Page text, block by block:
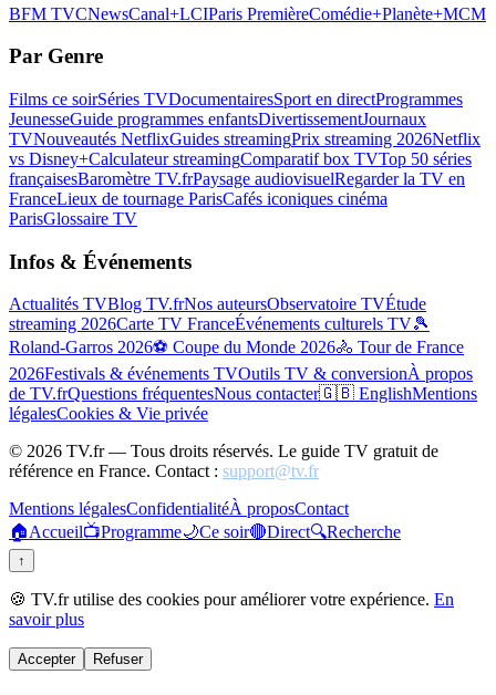
BFM TVCNewsCanal+LCIParis PremièreComédie+Planète+MCM
Par Genre
Films ce soirSéries TVDocumentairesSport en directProgrammes
JeunesseGuide programmes enfantsDivertissementJournaux
TVNouveautés NetflixGuides streamingPrix streaming 2026Netflix
vs Disney+Calculateur streamingComparatif box TVTop 50 séries
françaisesBaromètre TV.frPaysage audiovisuelRegarder la TV en
FranceLieux de tournage ParisCafés iconiques cinéma
ParisGlossaire TV
Infos & Événements
Actualités TVBlog TV.frNos auteursObservatoire TVÉtude
streaming 2026Carte TV FranceÉvénements culturels TV🎾
Roland-Garros 2026⚽ Coupe du Monde 2026🚴 Tour de France
2026Festivals & événements TVOutils TV & conversionÀ propos
de TV.frQuestions fréquentesNous contacter🇬🇧 EnglishMentions
légalesCookies & Vie privée
© 2026 TV.fr — Tous droits réservés. Le guide TV gratuit de
référence en France. Contact : support@tv.fr
Mentions légalesConfidentialitéÀ proposContact
🏠Accueil📺Programme🌙Ce soir🔴Direct🔍Recherche
↑
🍪 TV.fr utilise des cookies pour améliorer votre expérience. En
savoir plus
Accepter Refuser